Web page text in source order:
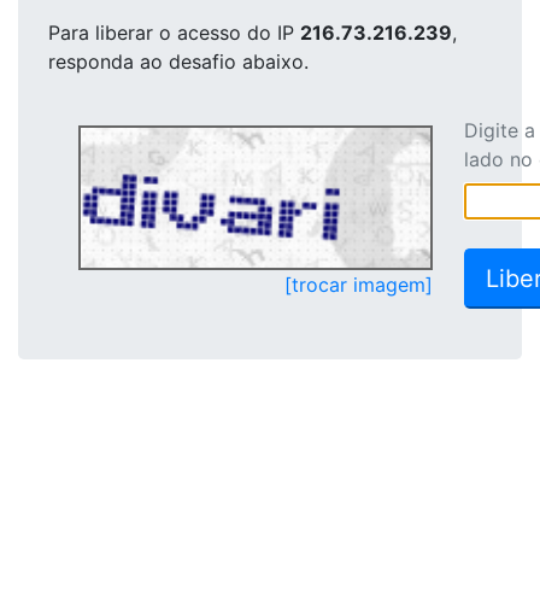
Para liberar o acesso do IP 216.73.216.239,
responda ao desafio abaixo.
[trocar imagem]
Digite
lado no